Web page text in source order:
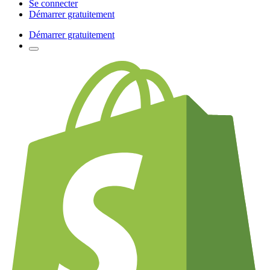
Se connecter
Démarrer gratuitement
Démarrer gratuitement